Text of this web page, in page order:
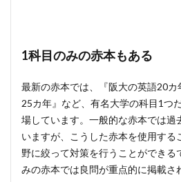
1科目のみの赤本もある
最新の赤本では、『阪大の英語20
25カ年』など、有名大学の科目1つ
場しています。一般的な赤本では過
いますが、こうした赤本を使用する
野に絞って対策を行うことができる
みの赤本では良問が重点的に掲載さ